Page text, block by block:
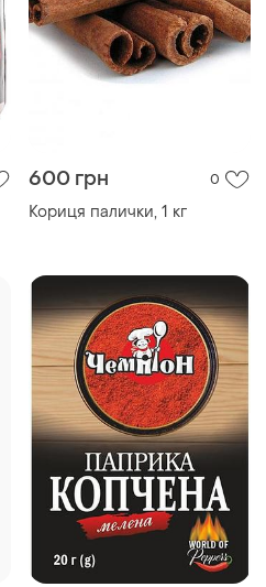
600 грн 0
Кориця палички, 1 кг